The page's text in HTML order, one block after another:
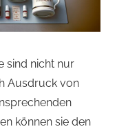
sind nicht nur
Ausdruck von
können sie den